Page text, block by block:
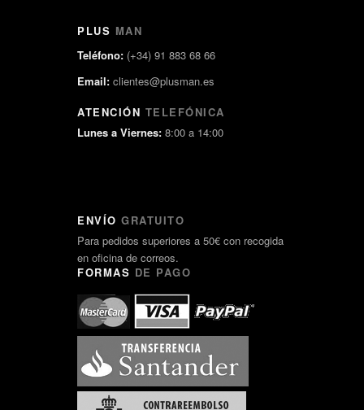
PLUS MAN
Teléfono: (+34) 91 883 68 66
Email: clientes@plusman.es
ATENCIÓN TELEFÓNICA
Lunes a Viernes: 8:00 a 14:00
ENVÍO GRATUITO
Para pedidos superiores a 50€ con recogida
en oficina de correos.
FORMAS DE PAGO